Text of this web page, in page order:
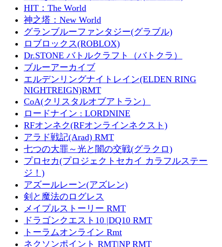
HIT：The World
神之塔：New World
グランブルーファンタジー(グラブル)
ロブロックス(ROBLOX)
Dr.STONE バトルクラフト（バトクラ）
ブルーアーカイブ
エルデンリングナイトレイン(ELDEN RING
NIGHTREIGN)RMT
CoA(クリスタルオブアトラン）
ロードナイン : LORDNINE
RFオンネク(RFオンラインネクスト)
アラド戦記(Arad) RMT
七つの大罪～光と闇の交戦(グラクロ)
プロセカ(プロジェクトセカイ カラフルステー
ジ！)
アズールレーン(アズレン)
剣と魔法のログレス
メイプルストーリー RMT
ドラゴンクエスト10 |DQ10 RMT
トーラムオンライン Rmt
ネクソンポイント RMT|NP RMT